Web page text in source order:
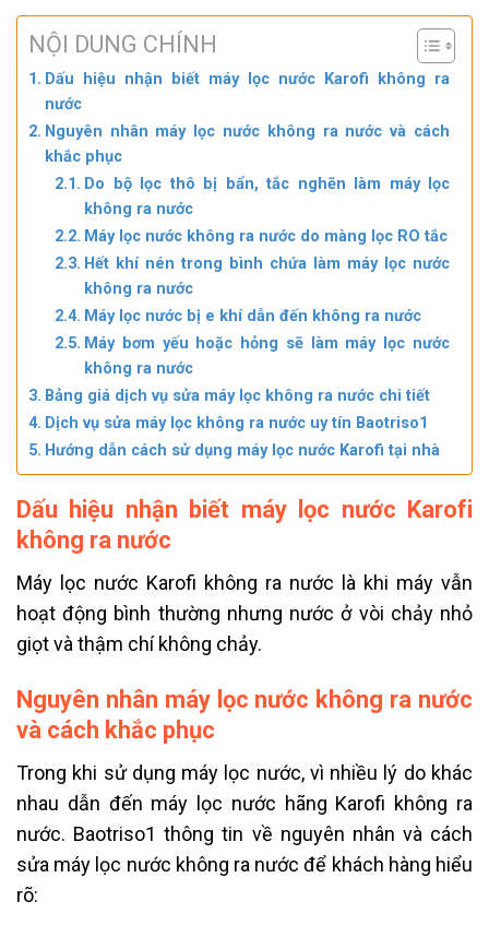
NỘI DUNG CHÍNH
Dấu hiệu nhận biết máy lọc nước Karofi không ra
nước
Nguyên nhân máy lọc nước không ra nước và cách
khắc phục
Do bộ lọc thô bị bẩn, tắc nghẽn làm máy lọc
không ra nước
Máy lọc nước không ra nước do màng lọc RO tắc
Hết khí nén trong bình chứa làm máy lọc nước
không ra nước
Máy lọc nước bị e khí dẫn đến không ra nước
Máy bơm yếu hoặc hỏng sẽ làm máy lọc nước
không ra nước
Bảng giá dịch vụ sửa máy lọc không ra nước chi tiết
Dịch vụ sửa máy lọc không ra nước uy tín Baotriso1
Hướng dẫn cách sử dụng máy lọc nước Karofi tại nhà
Dấu hiệu nhận biết máy lọc nước Karofi
không ra nước
Máy lọc nước Karofi không ra nước là khi máy vẫn
hoạt động bình thường nhưng nước ở vòi chảy nhỏ
giọt và thậm chí không chảy.
Nguyên nhân máy lọc nước không ra nước
và cách khắc phục
Trong khi sử dụng máy lọc nước, vì nhiều lý do khác
nhau dẫn đến máy lọc nước hãng Karofi không ra
nước. Baotriso1 thông tin về nguyên nhân và cách
sửa máy lọc nước không ra nước để khách hàng hiểu
rõ: